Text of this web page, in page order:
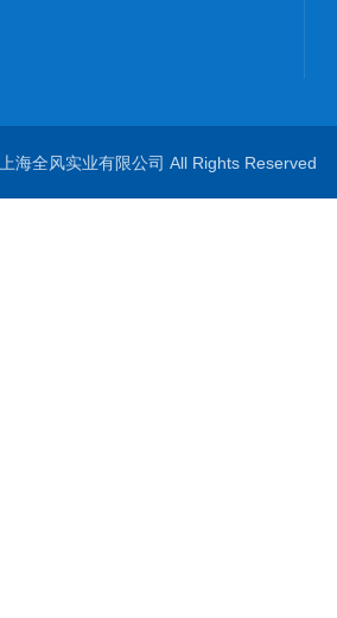
海全风实业有限公司 All Rights